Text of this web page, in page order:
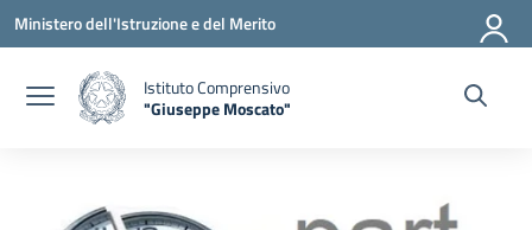
Vai ai contenuti
Vai al menu di navigazione
Vai al footer
Ministero dell'Istruzione e del Merito
Istituto Comprensivo
"Giuseppe Moscato"